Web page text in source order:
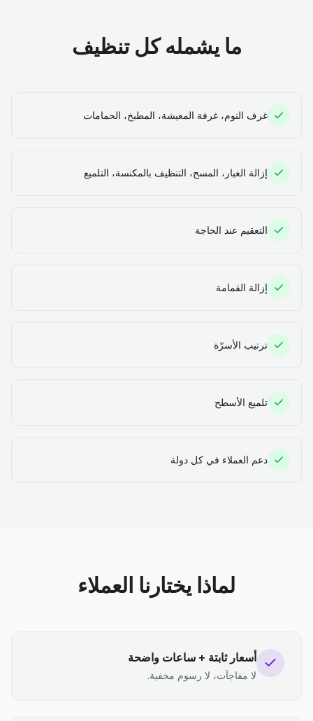
ما يشمله كل تنظيف
غرف النوم، غرفة المعيشة، المطبخ، الحمامات
إزالة الغبار، المسح، التنظيف بالمكنسة، التلميع
التعقيم عند الحاجة
إزالة القمامة
ترتيب الأسرّة
تلميع الأسطح
دعم العملاء في كل دولة
لماذا يختارنا العملاء
أسعار ثابتة + ساعات واضحة
لا مفاجآت، لا رسوم مخفية.